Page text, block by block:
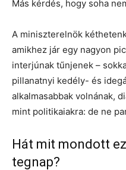
Más kérdés, hogy soha
A miniszterelnök
amikhez jár egy nagyon
interjúnak tűnjenek –
pillanatnyi kedély- és
alkalmasabbak volnának,
mint politikaiakra: de ne
Hát mit mondott
tegnap?